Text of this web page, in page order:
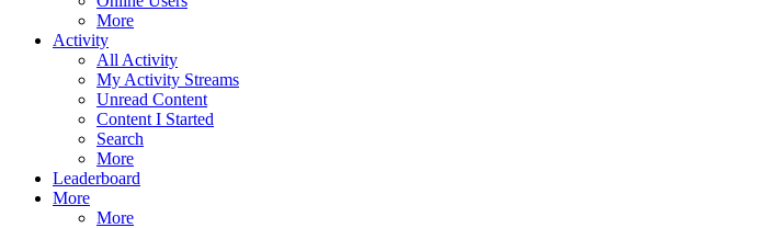
More
Activity
All Activity
My Activity Streams
Unread Content
Content I Started
Search
More
Leaderboard
More
More